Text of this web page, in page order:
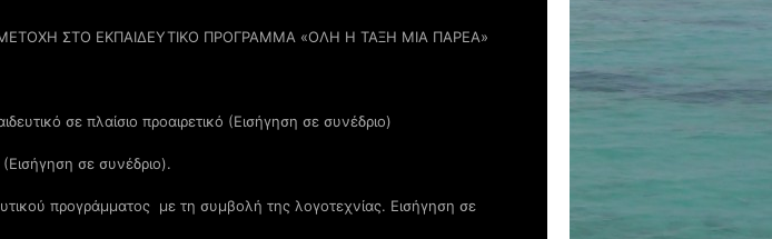
ΣΤΟ ΕΚΠΑΙΔΕΥΤΙΚΟ ΠΡΟΓΡΑΜΜΑ «ΟΛΗ Η ΤΑΞΗ ΜΙΑ ΠΑΡΕΑ»
σε πλαίσιο προαιρετικό (Εισήγηση σε συνέδριο)
σε συνέδριο).
προγράμματος με τη συμβολή της λογοτεχνίας. Εισήγηση σε